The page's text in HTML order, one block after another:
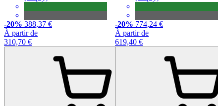
-20% 388,37 €
À partir de
310,70 €
-20% 774,24 €
À partir de
619,40 €